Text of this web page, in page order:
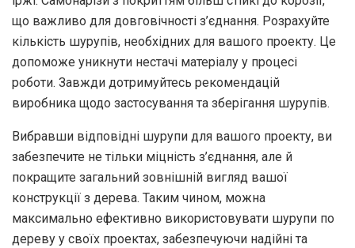
що важливо для довговічності з’єднання. Розрахуйте
кількість шурупів, необхідних для вашого проекту. Це
допоможе уникнути нестачі матеріалу у процесі
роботи. Завжди дотримуйтесь рекомендацій
виробника щодо застосування та зберігання шурупів.
Вибравши відповідні шурупи для вашого проекту, ви
забезпечите не тільки міцність з’єднання, але й
покращите загальний зовнішній вигляд вашої
конструкції з дерева. Таким чином, можна
максимально ефективно використовувати шурупи по
дереву у своїх проектах, забезпечуючи надійні та